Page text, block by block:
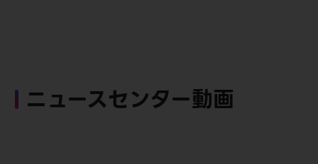
ニュースセンター動画